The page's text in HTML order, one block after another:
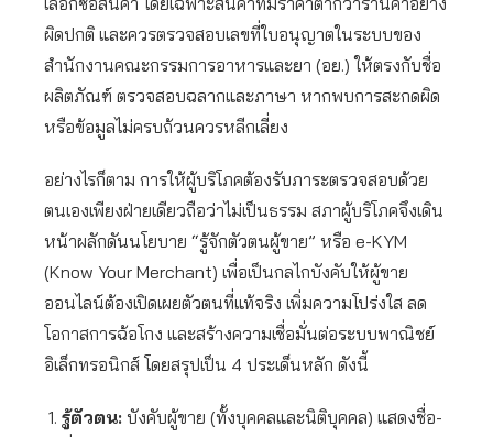
ผิดปกติ และควรตรวจสอบเลขที่ใบอนุญาตในระบบของ
สำนักงานคณะกรรมการอาหารและยา (อย.) ให้ตรงกับชื่อ
ผลิตภัณฑ์ ตรวจสอบฉลากและภาษา หากพบการสะกดผิด
หรือข้อมูลไม่ครบถ้วนควรหลีกเลี่ยง
อย่างไรก็ตาม การให้ผู้บริโภคต้องรับภาระตรวจสอบด้วย
ตนเองเพียงฝ่ายเดียวถือว่าไม่เป็นธรรม สภาผู้บริโภคจึงเดิน
หน้าผลักดันนโยบาย “รู้จักตัวตนผู้ขาย” หรือ e-KYM
(Know Your Merchant) เพื่อเป็นกลไกบังคับให้ผู้ขาย
ออนไลน์ต้องเปิดเผยตัวตนที่แท้จริง เพิ่มความโปร่งใส ลด
โอกาสการฉ้อโกง และสร้างความเชื่อมั่นต่อระบบพาณิชย์
อิเล็กทรอนิกส์ โดยสรุปเป็น 4 ประเด็นหลัก ดังนี้
รู้ตัวตน: บังคับผู้ขาย (ทั้งบุคคลและนิติบุคคล) แสดงชื่อ-